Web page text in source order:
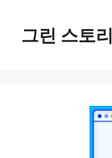
그린 스토리